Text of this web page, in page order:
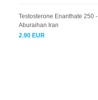
Testosterone Enanthate 250 -
Aburaihan Iran
2.90 EUR